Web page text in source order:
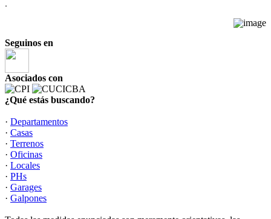
.
Seguinos en
Asociados con
¿Qué estás buscando?
· Departamentos
· Casas
· Terrenos
· Oficinas
· Locales
· PHs
· Garages
· Galpones